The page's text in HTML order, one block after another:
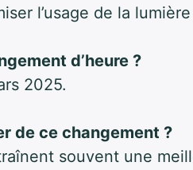
l’usage de la
d’heure ?
2025.
de ce changement ?
souvent une